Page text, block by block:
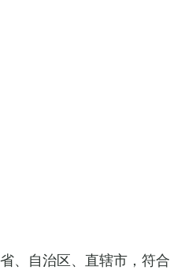
、自治区、直辖市，符合